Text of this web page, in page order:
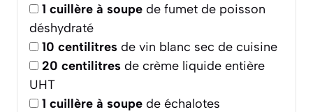
1 cuillère à soupe de fumet de poisson
déshydraté
10 centilitres de vin blanc sec de cuisine
20 centilitres de crème liquide entière
UHT
1 cuillère à soupe de échalotes